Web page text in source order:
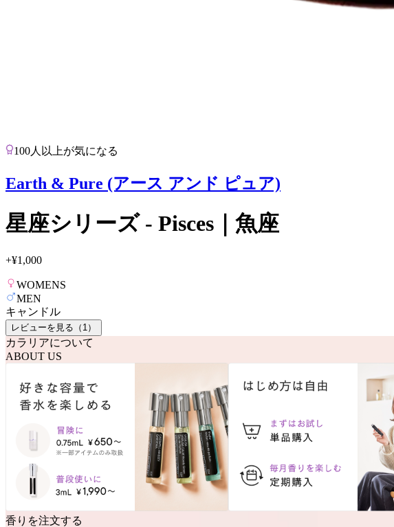
100人以上が気になる
Earth & Pure (アース アンド ピュア)
星座シリーズ - Pisces｜魚座
+¥1,000
WOMENS
MEN
キャンドル
レビューを見る（ 1 ）
カラリアについて
ABOUT US
香りを注文する